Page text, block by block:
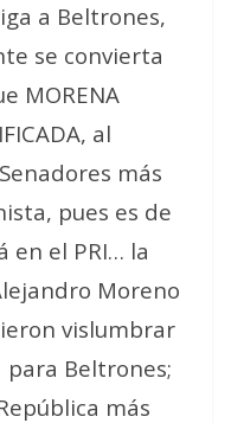
a Beltrones,
se convierta
MORENA
al
más
pues es de
en el PRI… la
Moreno
vislumbrar
Beltrones;
más